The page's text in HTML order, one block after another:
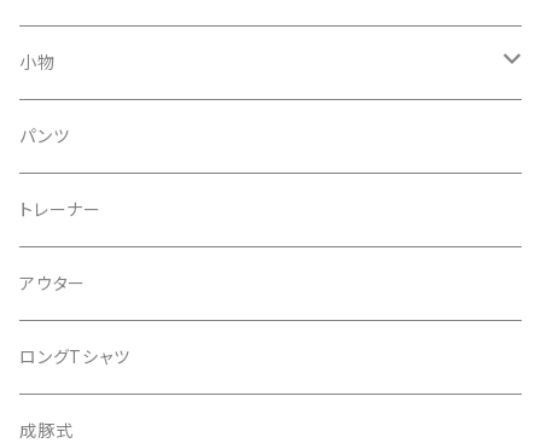
MESH CAP
BASEBALL CAP
２tone
PIGMENT
DENIM
COTTON
２WAY
SHOLDER
小物
キーホルダー
パンツ
トレーナー
アウター
ロングTシャツ
成豚式